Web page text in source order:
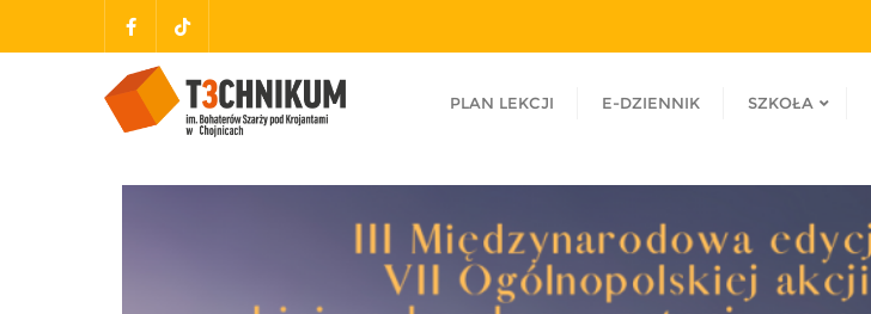
PLAN LEKCJI E-DZIENNIK SZKOŁA